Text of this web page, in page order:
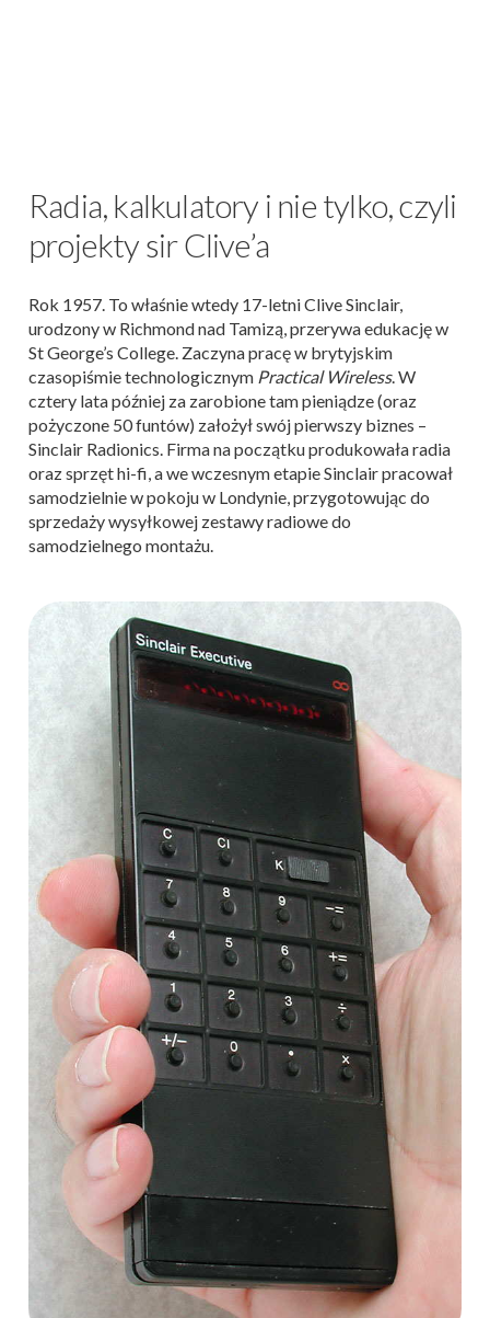
Radia, kalkulatory i nie tylko, czyli
projekty sir Clive’a
Rok 1957. To właśnie wtedy 17-letni Clive Sinclair,
urodzony w Richmond nad Tamizą, przerywa edukację w
St George’s College. Zaczyna pracę w brytyjskim
czasopiśmie technologicznym Practical Wireless. W
cztery lata później za zarobione tam pieniądze (oraz
pożyczone 50 funtów) założył swój pierwszy biznes –
Sinclair Radionics. Firma na początku produkowała radia
oraz sprzęt hi-fi, a we wczesnym etapie Sinclair pracował
samodzielnie w pokoju w Londynie, przygotowując do
sprzedaży wysyłkowej zestawy radiowe do
samodzielnego montażu.